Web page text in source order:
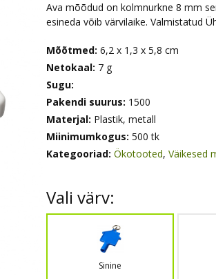
Ava mõõdud on kolmnurkne 8 mm
esineda võib värvilaike. Valmistatud
Mõõtmed: 6,2 x 1,3 x 5,8 cm
Netokaal: 7 g
Sugu:
Pakendi suurus: 1500
Materjal: Plastik, metall
Miinimumkogus: 500 tk
Kategooriad: Ökotooted, Väikesed
Vali värv:
Sinine